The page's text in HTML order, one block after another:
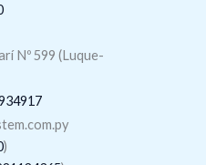
Nº 599 (Luque-
)